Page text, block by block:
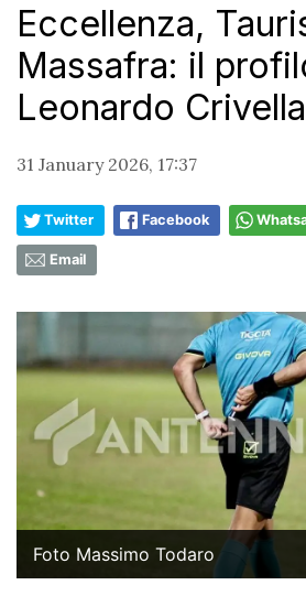
Eccellenza,
Massafra: il
Leonardo
31 January 2026, 17:37
Twitter Facebook
Email
Foto Massimo Todaro